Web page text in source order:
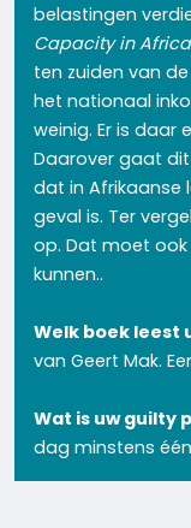
belastingen
Capacity in Africa
ten zuiden van
het nationaal
weinig. Er is daar
Daarover gaat
dat in Afrikaanse
geval is. Ter
op. Dat moet
kunnen..
Welk boek leest
van Geert Mak.
Wat is uw guilty
dag minstens